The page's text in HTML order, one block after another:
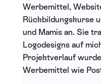
Werbemittel,
Rückbildungskurse
und Mamis an. Sie
Logodesigns auf
Projektverlauf
Werbemittel wie